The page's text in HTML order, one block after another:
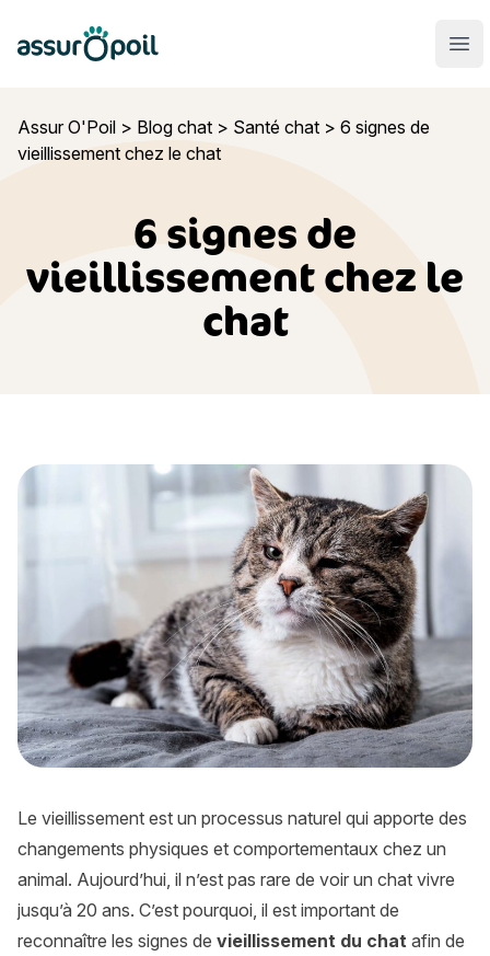
Assur O'Poil
Assur O'Poil > Blog chat > Santé chat > 6 signes de
vieillissement chez le chat
6 signes de
vieillissement chez le
chat
6 signes de vieillissement chez le chat
Le vieillissement est un processus naturel qui apporte des
changements physiques et comportementaux chez un
animal. Aujourd’hui, il n’est pas rare de voir un chat vivre
jusqu’à 20 ans. C’est pourquoi, il est important de
reconnaître les signes de vieillissement du chat afin de